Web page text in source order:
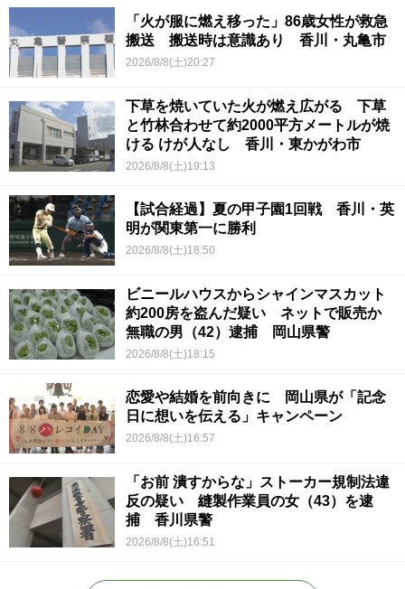
「火が服に燃え移った」86歳女性が救急
搬送 搬送時は意識あり 香川・丸亀市
2026/8/8(土)20:27
下草を焼いていた火が燃え広がる 下草
と竹林合わせて約2000平方メートルが焼
ける けが人なし 香川・東かがわ市
2026/8/8(土)19:13
【試合経過】夏の甲子園1回戦 香川・英
明が関東第一に勝利
2026/8/8(土)18:50
ビニールハウスからシャインマスカット
約200房を盗んだ疑い ネットで販売か
無職の男（42）逮捕 岡山県警
2026/8/8(土)18:15
恋愛や結婚を前向きに 岡山県が「記念
日に想いを伝える」キャンペーン
2026/8/8(土)16:57
「お前 潰すからな」ストーカー規制法違
反の疑い 縫製作業員の女（43）を逮
捕 香川県警
2026/8/8(土)16:51